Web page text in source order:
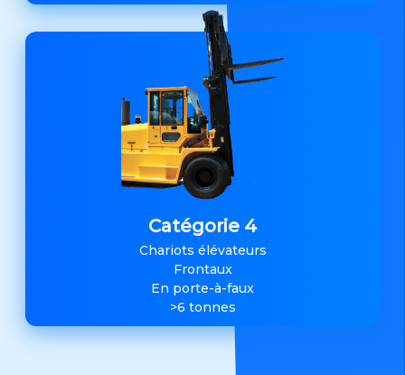
Catégorie 4
Chariots élévateurs
Frontaux
En porte-à-faux
>6 tonnes